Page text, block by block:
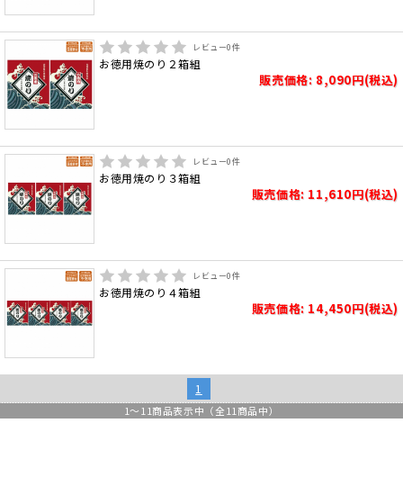
レビュー0件
お徳用焼のり２箱組
販売価格: 8,090円(税込)
レビュー0件
お徳用焼のり３箱組
販売価格: 11,610円(税込)
レビュー0件
お徳用焼のり４箱組
販売価格: 14,450円(税込)
1
1～ 11商品表示中（全 11商品中）